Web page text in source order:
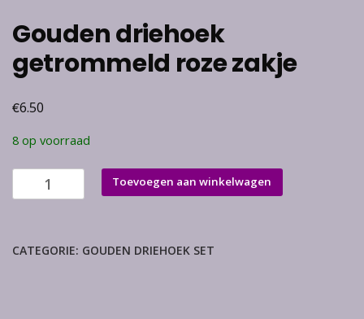
Gouden driehoek
getrommeld roze zakje
€6.50
8 op voorraad
Gouden
driehoek
zakje
Toevoegen aan winkelwagen
CATEGORIE: GOUDEN DRIEHOEK SET